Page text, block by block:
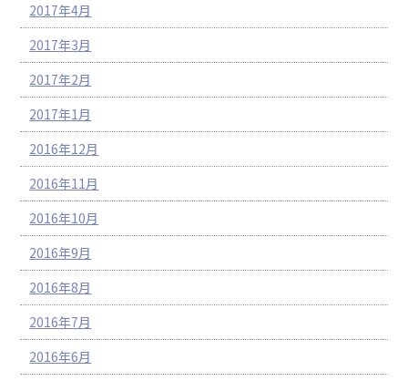
2017年4月
2017年3月
2017年2月
2017年1月
2016年12月
2016年11月
2016年10月
2016年9月
2016年8月
2016年7月
2016年6月